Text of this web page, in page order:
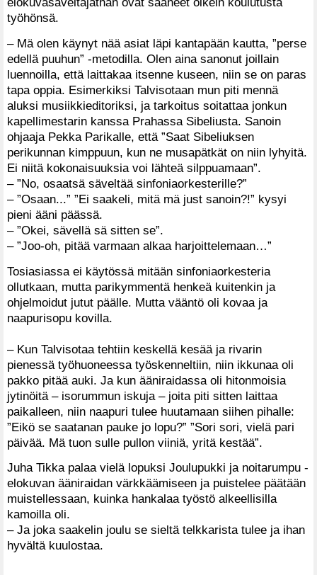
työhönsä.
– Mä olen käynyt nää asiat läpi kantapään kautta, ”perse
edellä puuhun” -metodilla. Olen aina sanonut joillain
luennoilla, että laittakaa itsenne kuseen, niin se on paras
tapa oppia. Esimerkiksi Talvisotaan mun piti mennä
aluksi musiikkieditoriksi, ja tarkoitus soitattaa jonkun
kapellimestarin kanssa Prahassa Sibeliusta. Sanoin
ohjaaja Pekka Parikalle, että ”Saat Sibeliuksen
perikunnan kimppuun, kun ne musapätkät on niin lyhyitä.
Ei niitä kokonaisuuksia voi lähteä silppuamaan”.
– ”No, osaatsä säveltää sinfoniaorkesterille?”
– ”Osaan...” ”Ei saakeli, mitä mä just sanoin?!” kysyi
pieni ääni päässä.
– ”Okei, sävellä sä sitten se”.
– ”Joo-oh, pitää varmaan alkaa harjoittelemaan…”
Tosiasiassa ei käytössä mitään sinfoniaorkesteria
ollutkaan, mutta parikymmentä henkeä kuitenkin ja
ohjelmoidut jutut päälle. Mutta vääntö oli kovaa ja
naapurisopu kovilla.
– Kun Talvisotaa tehtiin keskellä kesää ja rivarin
pienessä työhuoneessa työskenneltiin, niin ikkunaa oli
pakko pitää auki. Ja kun ääniraidassa oli hitonmoisia
jytinöitä – isorummun iskuja – joita piti sitten laittaa
paikalleen, niin naapuri tulee huutamaan siihen pihalle:
”Eikö se saatanan pauke jo lopu?” ”Sori sori, vielä pari
päivää. Mä tuon sulle pullon viiniä, yritä kestää”.
Juha Tikka palaa vielä lopuksi Joulupukki ja noitarumpu -
elokuvan ääniraidan värkkäämiseen ja puistelee päätään
muistellessaan, kuinka hankalaa työstö alkeellisilla
kamoilla oli.
– Ja joka saakelin joulu se sieltä telkkarista tulee ja ihan
hyvältä kuulostaa.